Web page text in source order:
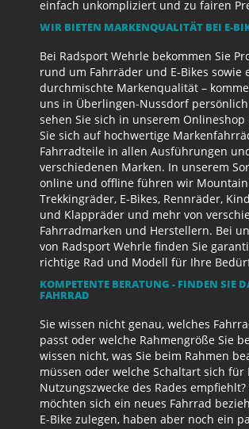
einfach unkompliziert und zu fairen
WIR BIETEN MARKENQUALITÄT BEI E-
Bei Radsport Wehrle bekommen Sie
rund um Fahrräder und E-Bikes sowie
durchmischte Markenqualität –
uns in Überlingen-Nussdorf
sehen Sie sich in unserem Onlineshop
Sie sich auf hochwertige
Fahrradteile in allen Ausführungen
verschiedenen Marken. In unserem
online und offline führen wir
Trekkingräder, E-Bikes, Rennräder,
und Klappräder und mehr von
Fahrradmarken und Herstellern. Bei
von Radsport Wehrle finden Sie
richtige Rad und Modell für Ihre
KOMPETENTE BERATUNG - FINDEN SIE
FAHRRAD
Sie wissen nicht genau, welches
passt oder welche Rahmengröße Sie
wissen nicht, was Sie beim Rahmen
müssen oder welche Schaltart sich für
Nutzungszwecke des Rades empfiehlt?
möchten sich ein neues Fahrrad
E-Bike zulegen, haben aber noch ein